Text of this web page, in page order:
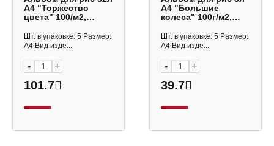
А4 "Торжество
цвета" 100/м2,
ассорти 32А4Впл
Hatber
Шт. в упаковке: 5 Размер:
А4 Вид изде...
- +
101.7
А4 "Большие
колеса" 100г/м2,
Krause
Шт. в упаковке: 5 Размер:
А4 Вид изде...
- +
39.7